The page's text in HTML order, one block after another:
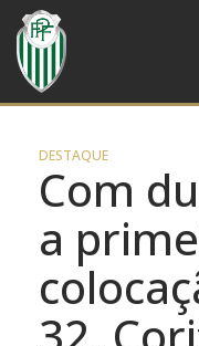
DESTAQUE
Com
a